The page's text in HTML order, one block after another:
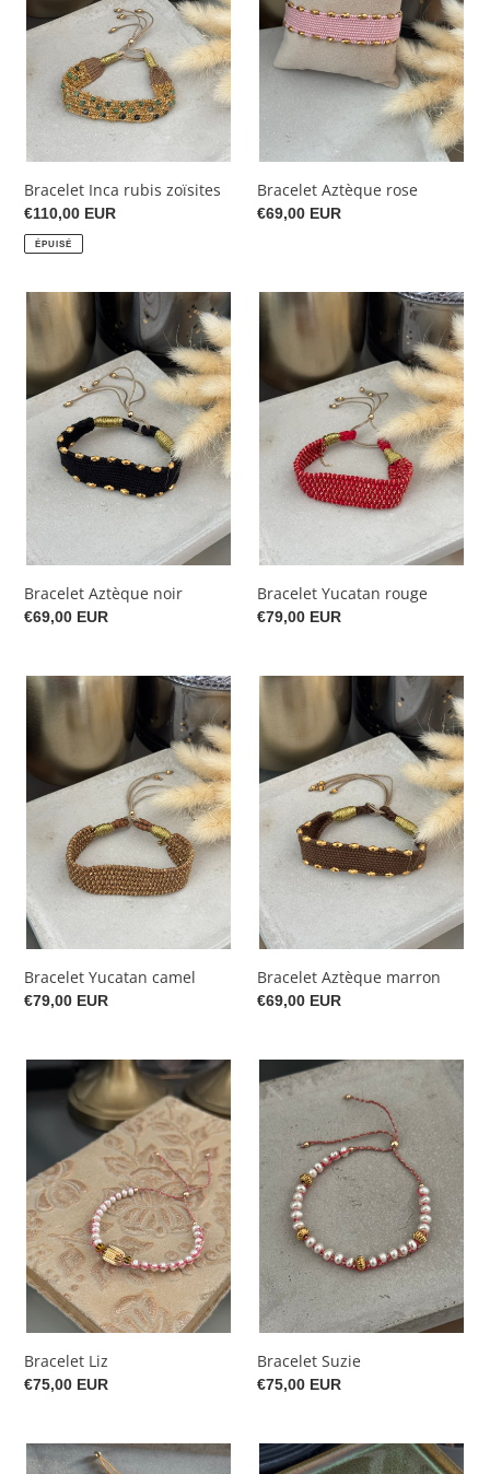
Bracelet Inca rubis zoïsites
Prix
normal
€110,00 EUR
ÉPUISÉ
Bracelet Aztèque rose
Prix
€69,00 EUR
Bracelet
Aztèque
Bracelet Aztèque noir
Prix
€69,00 EUR
Bracelet
Yucatan
rouge
Bracelet Yucatan rouge
Prix
€79,00 EUR
Bracelet
camel
Bracelet Yucatan camel
Prix
€79,00 EUR
Bracelet
Aztèque
marron
Bracelet Aztèque marron
Prix
€69,00 EUR
Bracelet
Liz
Bracelet Liz
Prix
€75,00 EUR
Bracelet
Suzie
Bracelet Suzie
Prix
€75,00 EUR
Bracelet
Bracelet